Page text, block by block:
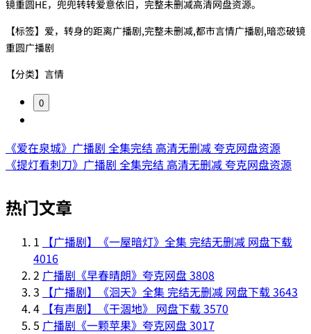
镜重圆HE，兜兜转转爱意依旧，完整未删减高清网盘资源。
【标签】爱，转身的距离广播剧,完整未删减,都市言情广播剧,暗恋破镜
重圆广播剧
【分类】言情
0
《爱在泉城》广播剧 全集完结 高清无删减 夸克网盘资源
《提灯看刺刀》广播剧 全集完结 高清无删减 夸克网盘资源
热门文章
1
【广播剧】《一屋暗灯》全集 完结无删减 网盘下载
4016
2 广播剧《早春晴朗》夸克网盘3808
3
【广播剧】《洄天》全集 完结无删减 网盘下载3643
4 【有声剧】《干涸地》 网盘下载3570
5 广播剧《一颗苹果》夸克网盘3017